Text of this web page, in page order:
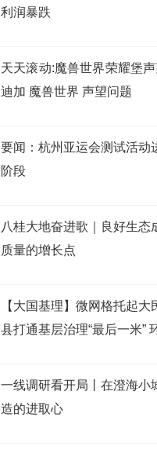
利润暴跌
天天滚动:魔兽世界荣耀堡
迪加 魔兽世界 声望问题
要闻：杭州亚运会测试活动
阶段
八桂大地奋进歌｜良好生态
质量的增长点
【大国基理】微网格托起大
县打通基层治理“最后一米”
一线调研看开局丨在澄海小
造的进取心